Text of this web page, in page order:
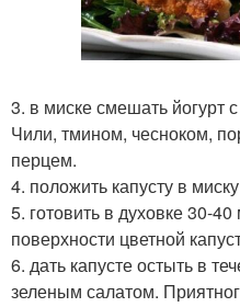
3. в миске смешать йогурт
Чили, тмином, чесноком,
перцем.
4. положить капусту в
5. готовить в духовке 30-
поверхности цветной
6. дать капусте остыть в
зеленым салатом.